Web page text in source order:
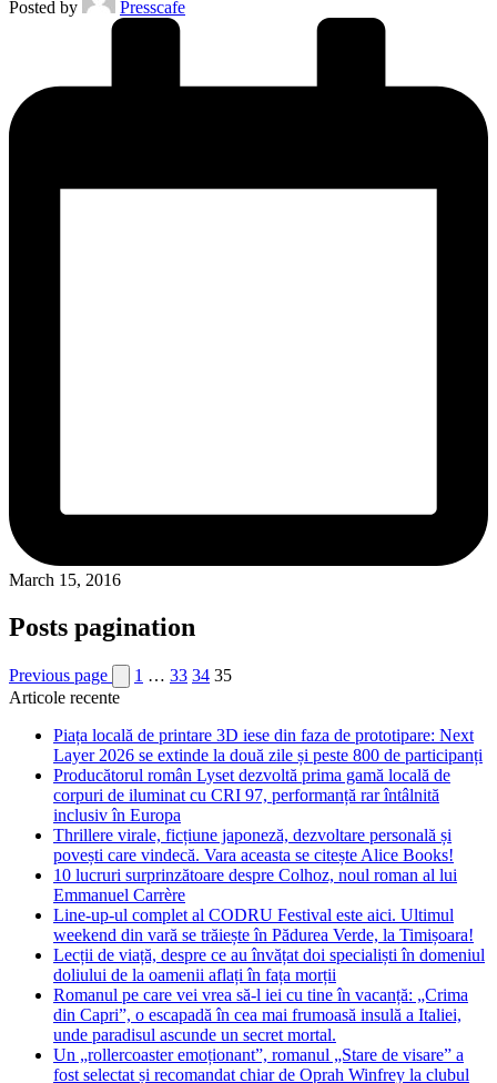
Posted by Presscafe
March 15, 2016
Posts pagination
Previous page 1 … 33 34 35
Articole recente
Piața locală de printare 3D iese din faza de prototipare: Next
Layer 2026 se extinde la două zile și peste 800 de participanți
Producătorul român Lyset dezvoltă prima gamă locală de
corpuri de iluminat cu CRI 97, performanță rar întâlnită
inclusiv în Europa
Thrillere virale, ficțiune japoneză, dezvoltare personală și
povești care vindecă. Vara aceasta se citește Alice Books!
10 lucruri surprinzătoare despre Colhoz, noul roman al lui
Emmanuel Carrère
Line-up-ul complet al CODRU Festival este aici. Ultimul
weekend din vară se trăiește în Pădurea Verde, la Timișoara!
Lecții de viață, despre ce au învățat doi specialiști în domeniul
doliului de la oamenii aflați în fața morții
Romanul pe care vei vrea să-l iei cu tine în vacanță: „Crima
din Capri”, o escapadă în cea mai frumoasă insulă a Italiei,
unde paradisul ascunde un secret mortal.
Un „rollercoaster emoționant”, romanul „Stare de visare” a
fost selectat și recomandat chiar de Oprah Winfrey la clubul